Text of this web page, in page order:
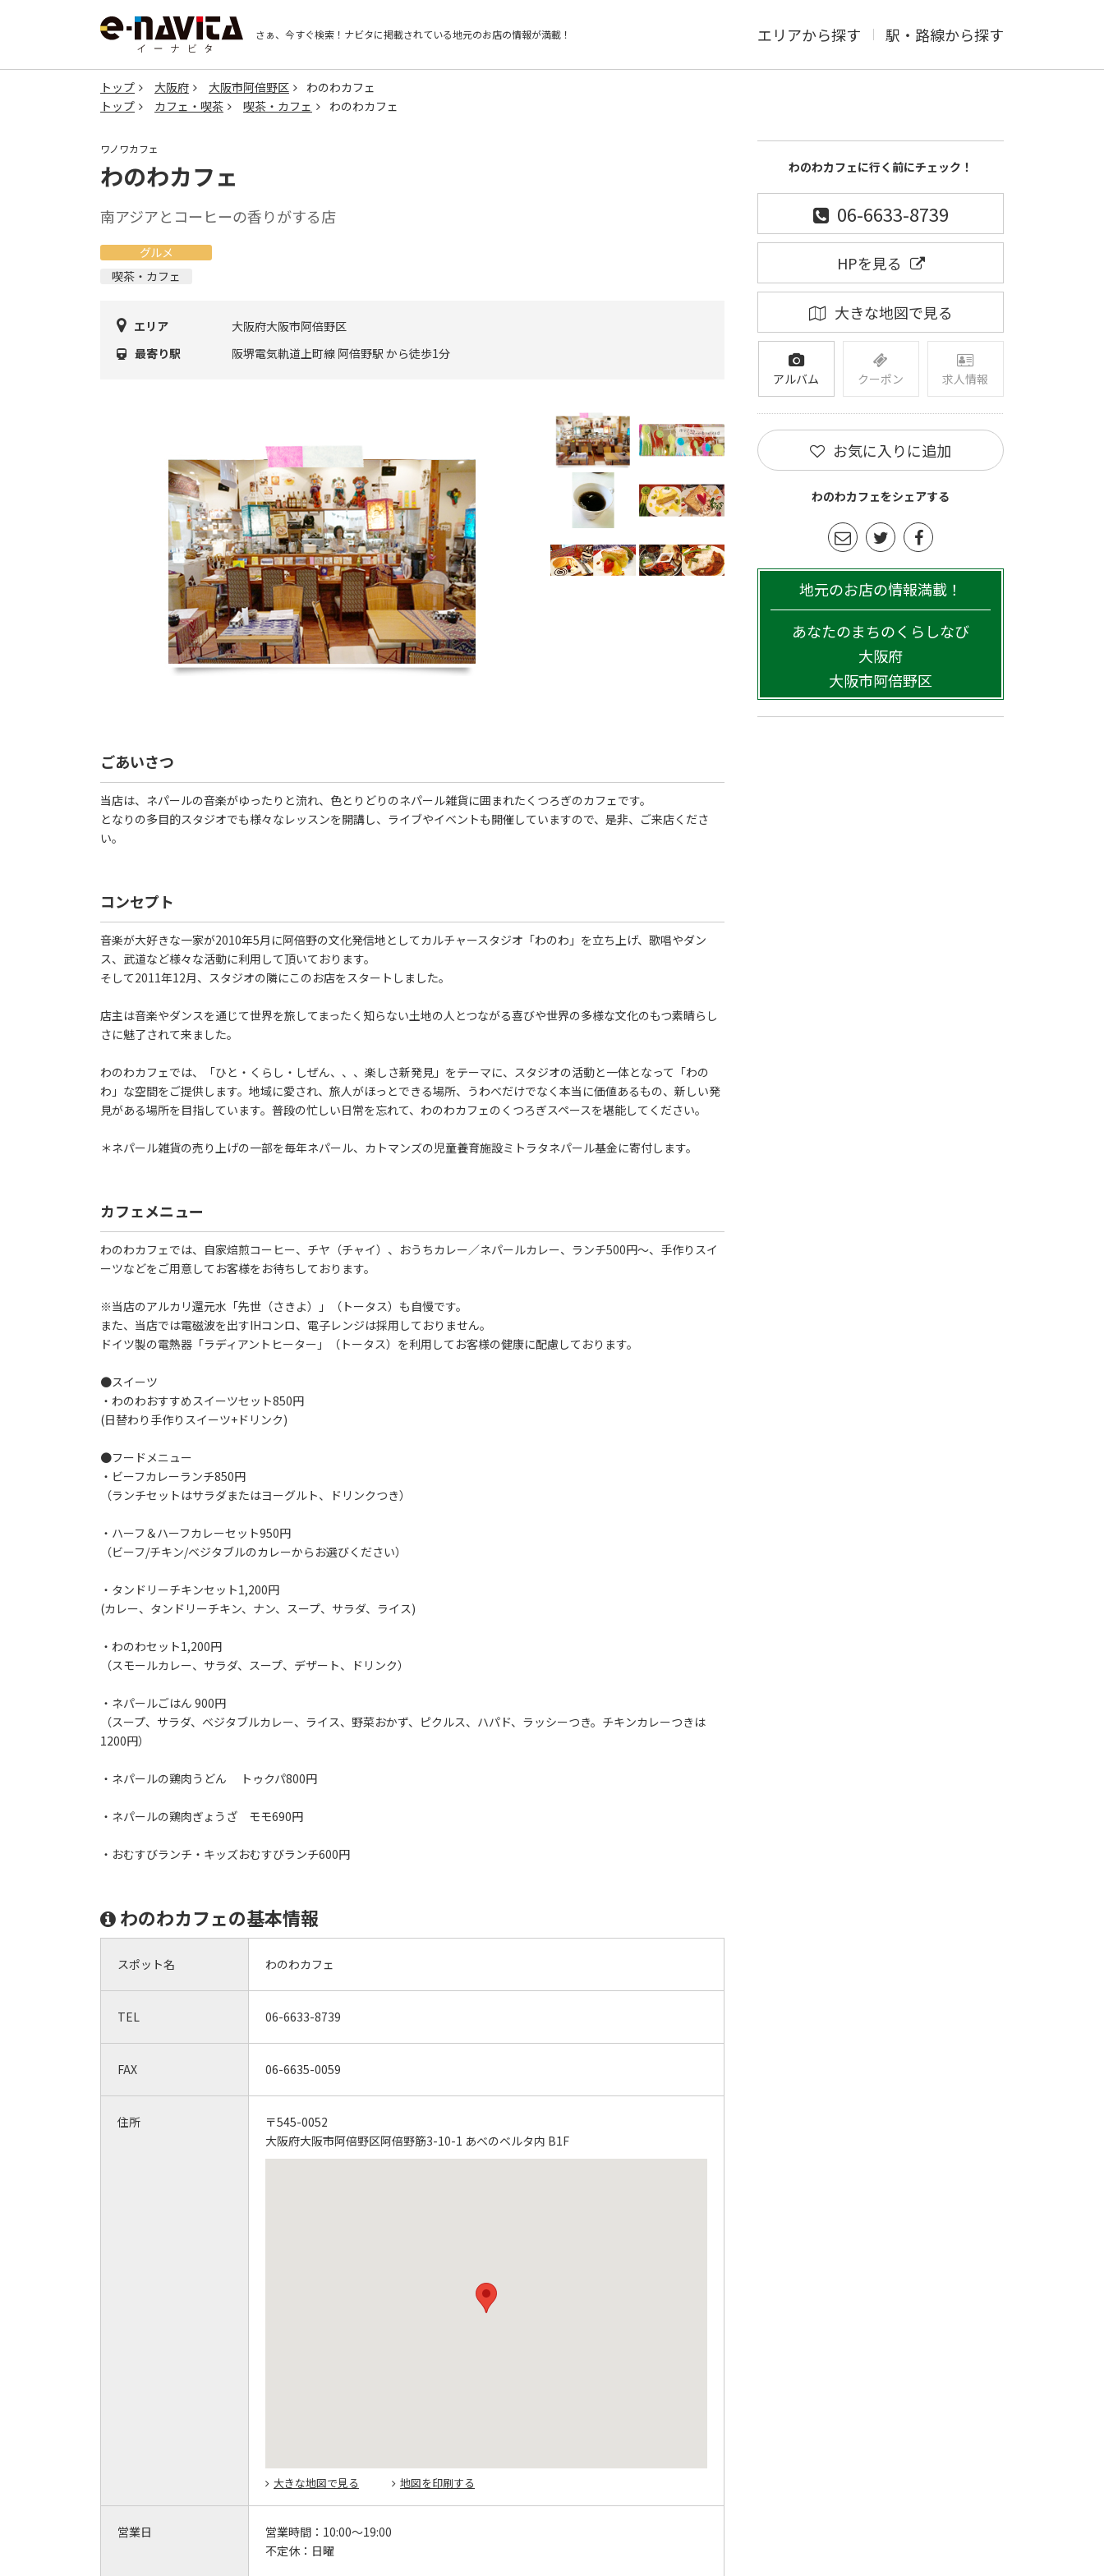
さぁ、今すぐ検索！ ナビタに掲載されている地元のお店の情報が満載！ エリアから探す 駅・路線から探す
トップ 大阪府 大阪市阿倍野区
わのわカフェ
トップ
カフェ・喫茶 喫茶・カフェ わのわカフェ
ワノワカフェ
わのわカフェ
南アジアとコーヒーの香りがする店
グルメ
喫茶・カフェ
エリア
大阪府大阪市阿倍野区
最寄り駅
阪堺電気軌道上町線 阿倍野駅 から徒歩1分
ごあいさつ
当店は、ネパールの音楽がゆったりと流れ、色とりどりのネパール雑貨に囲まれたくつろぎのカフェです。
となりの多目的スタジオでも様々なレッスンを開講し、ライブやイベントも開催していますので、是非、ご来店くださ
い。
コンセプト
音楽が大好きな一家が2010年5月に阿倍野の文化発信地としてカルチャースタジオ「わのわ」を立ち上げ、歌唱やダン
ス、武道など様々な活動に利用して頂いております。
そして2011年12月、スタジオの隣にこのお店をスタートしました。
店主は音楽やダンスを通じて世界を旅してまったく知らない土地の人とつながる喜びや世界の多様な文化のもつ素晴らし
さに魅了されて来ました。
わのわカフェでは、「ひと・くらし・しぜん、、、楽しさ新発見」をテーマに、スタジオの活動と一体となって「わの
わ」な空間をご提供します。地域に愛され、旅人がほっとできる場所、うわべだけでなく本当に価値あるもの、新しい発
見がある場所を目指しています。普段の忙しい日常を忘れて、わのわカフェのくつろぎスペースを堪能してください。
＊ネパール雑貨の売り上げの一部を毎年ネパール、カトマンズの児童養育施設ミトラタネパール基金に寄付します。
カフェメニュー
わのわカフェでは、自家焙煎コーヒー、チヤ（チャイ）、おうちカレー／ネパールカレー、ランチ500円～、手作りスイ
ーツなどをご用意してお客様をお待ちしております。
※当店のアルカリ還元水「先世（さきよ）」（トータス）も自慢です。
また、当店では電磁波を出すIHコンロ、電子レンジは採用しておりません。
ドイツ製の電熱器「ラディアントヒーター」（トータス）を利用してお客様の健康に配慮しております。
●スイーツ
・わのわおすすめスイーツセット850円
(日替わり手作りスイーツ+ドリンク)
●フードメニュー
・ビーフカレーランチ850円
（ランチセットはサラダまたはヨーグルト、ドリンクつき）
・ハーフ＆ハーフカレーセット950円
（ビーフ/チキン/ベジタブルのカレーからお選びください）
・タンドリーチキンセット1,200円
(カレー、タンドリーチキン、ナン、スープ、サラダ、ライス)
・わのわセット1,200円
（スモールカレー、サラダ、スープ、デザート、ドリンク）
・ネパールごはん 900円
（スープ、サラダ、ベジタブルカレー、ライス、野菜おかず、ピクルス、ハパド、ラッシーつき。チキンカレーつきは
1200円）
・ネパールの鶏肉うどん トゥクパ800円
・ネパールの鶏肉ぎょうざ モモ690円
・おむすびランチ・キッズおむすびランチ600円
わのわカフェの基本情報
スポット名 わのわカフェ
TEL 06-6633-8739
FAX 06-6635-0059
住所
〒545-0052
大阪府大阪市阿倍野区阿倍野筋3-10-1 あべのベルタ内 B1F
大きな地図で見る 地図を印刷する
営業日 営業時間： 10:00～19:00
不定休： 日曜
わのわカフェに行く前にチェック！
06-6633-8739
HPを見る
大きな地図で見る
アルバム クーポン 求人情報
お気に入りに追加
わのわカフェをシェアする
地元のお店の情報満載！
あなたのまちのくらしなび
大阪府
大阪市阿倍野区